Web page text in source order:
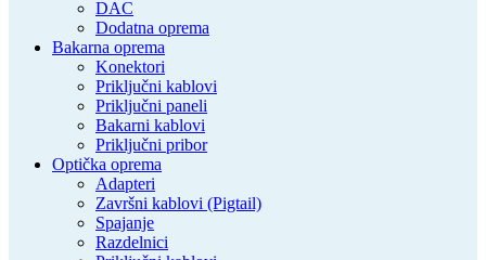
DAC
Dodatna oprema
Bakarna oprema
Konektori
Priključni kablovi
Priključni paneli
Bakarni kablovi
Priključni pribor
Optička oprema
Adapteri
Završni kablovi (Pigtail)
Spajanje
Razdelnici